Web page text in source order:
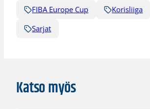
FIBA Europe Cup Korisliiga
Sarjat
Katso myös